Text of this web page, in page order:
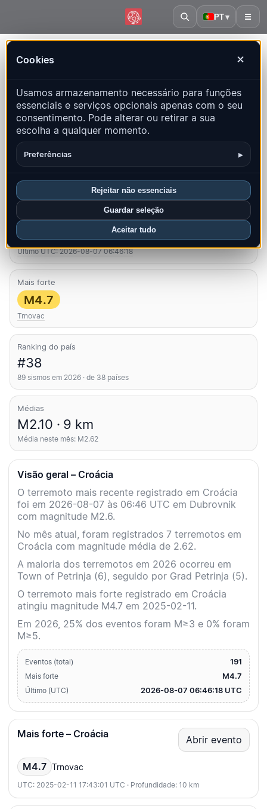
PT▾ ☰
Cookies ✕
Usamos armazenamento necessário para funções
essenciais e serviços opcionais apenas com o seu
consentimento. Pode alterar ou retirar a sua
escolha a qualquer momento.
Preferências ▸
Rejeitar não essenciais
Guardar seleção
Aceitar tudo
QuakeMap24
Mapa ao vivo, estatísticas e eventos recentes
Abrir mapa histórico Últimos neste país
Visão geral Mapa Recentes Gráficos Principais regiões
FAQ
Sismos neste mês
7
Último UTC: 2026-08-07 06:46:18
Mais forte
M4.7
Trnovac
Ranking do país
#38
89 sismos em 2026 · de 38 países
Médias
M2.10 · 9 km
Média neste mês: M2.62
Visão geral – Croácia
O terremoto mais recente registrado em Croácia
foi em 2026-08-07 às 06:46 UTC em Dubrovnik
com magnitude M2.6.
No mês atual, foram registrados 7 terremotos em
Croácia com magnitude média de 2.62.
A maioria dos terremotos em 2026 ocorreu em
Town of Petrinja (6), seguido por Grad Petrinja (5).
O terremoto mais forte registrado em Croácia
atingiu magnitude M4.7 em 2025-02-11.
Em 2026, 25% dos eventos foram M≥3 e 0% foram
M≥5.
Eventos (total) 191
Mais forte M4.7
Último (UTC) 2026-08-07 06:46:18 UTC
Mais forte – Croácia Abrir evento
M4.7 Trnovac
UTC: 2025-02-11 17:43:01 UTC · Profundidade: 10 km